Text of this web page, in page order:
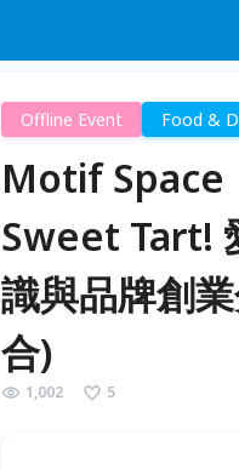
Offline Event Food &
Motif Space
Sweet Tart!
識與品牌創
合)
1,002 5